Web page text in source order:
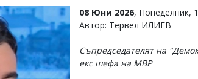
08 Юни 2026, Понеделник,
Автор: Тервел ИЛИЕВ
Съпредседателят на
екс шефа на МВР